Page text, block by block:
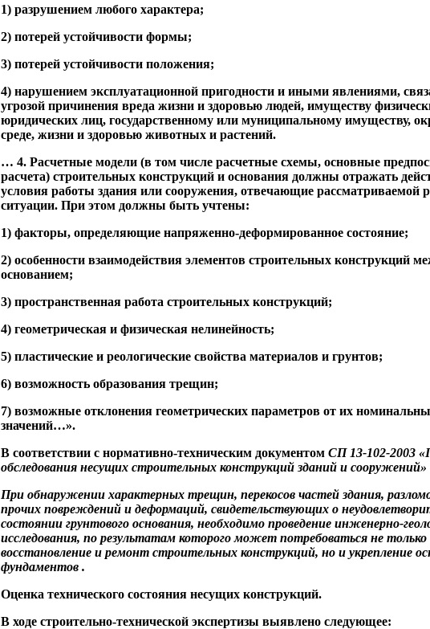
1) разрушением любого характера;
2) потерей устойчивости формы;
3) потерей устойчивости положения;
4) нарушением эксплуатационной пригодности и иными явлениями,
угрозой причинения вреда жизни и здоровью людей, имуществу
юридических лиц, государственному или муниципальному имуществу,
среде, жизни и здоровью животных и растений.
… 4. Расчетные модели (в том числе расчетные схемы, основные
расчета) строительных конструкций и основания должны отражать
условия работы здания или сооружения, отвечающие рассматриваемой
ситуации. При этом должны быть учтены:
1) факторы, определяющие напряженно-деформированное состояние;
2) особенности взаимодействия элементов строительных конструкций
основанием;
3) пространственная работа строительных конструкций;
4) геометрическая и физическая нелинейность;
5) пластические и реологические свойства материалов и грунтов;
6) возможность образования трещин;
7) возможные отклонения геометрических параметров от их
значений…».
В соответствии с нормативно-техническим документом СП 13-102-2003
обследования несущих строительных конструкций зданий и сооружений»
При обнаружении характерных трещин, перекосов частей здания,
прочих повреждений и деформаций, свидетельствующих о
состоянии грунтового основания, необходимо проведение инженерно-
исследования, по результатам которого может потребоваться не только
восстановление и ремонт строительных конструкций, но и укрепление
фундаментов .
Оценка технического состояния несущих конструкций.
В ходе строительно-технической экспертизы выявлено следующее: